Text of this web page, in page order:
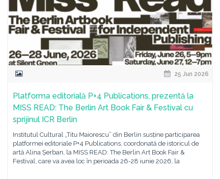
25 Jun 2026
Platforma editorială P+4 Publications, prezentă la
MISS READ: The Berlin Art Book Fair & Festival cu
sprijinul ICR Berlin
Institutul Cultural „Titu Maiorescu” din Berlin susține participarea
platformei editoriale P+4 Publications, coordonată de istoricul de
artă Alina Șerban, la MISS READ: The Berlin Art Book Fair &
Festival, care va avea loc în perioada 26-28 iunie 2026, la